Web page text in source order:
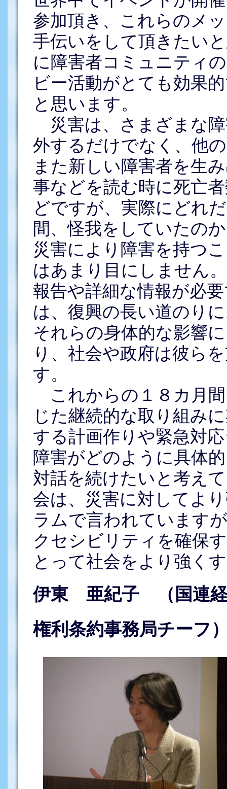
参加頂き、これらのメ
手伝いをして頂きたい
に障害者コミュニティ
ビー活動がとても効果
と思います。
災害は、さまざまな
外するだけでなく、他
また新しい障害者を生
事などを読む時に死亡
どですが、実際にどれ
間、怪我をしていたの
災害により障害を持つ
はあまり目にしません
報告や詳細な情報が必
は、復興の長い道のり
それらの身体的な影響
り、社会や政府は彼ら
す。
これからの１８カ月
じた継続的な取り組み
する計画作りや緊急対
障害がどのように具体
対話を続けたいと考え
会は、災害に対してよ
ラムで言われています
クセシビリティを確保
とって社会をより強く
伊東 亜紀子 （国連経
権利条約事務局チーフ